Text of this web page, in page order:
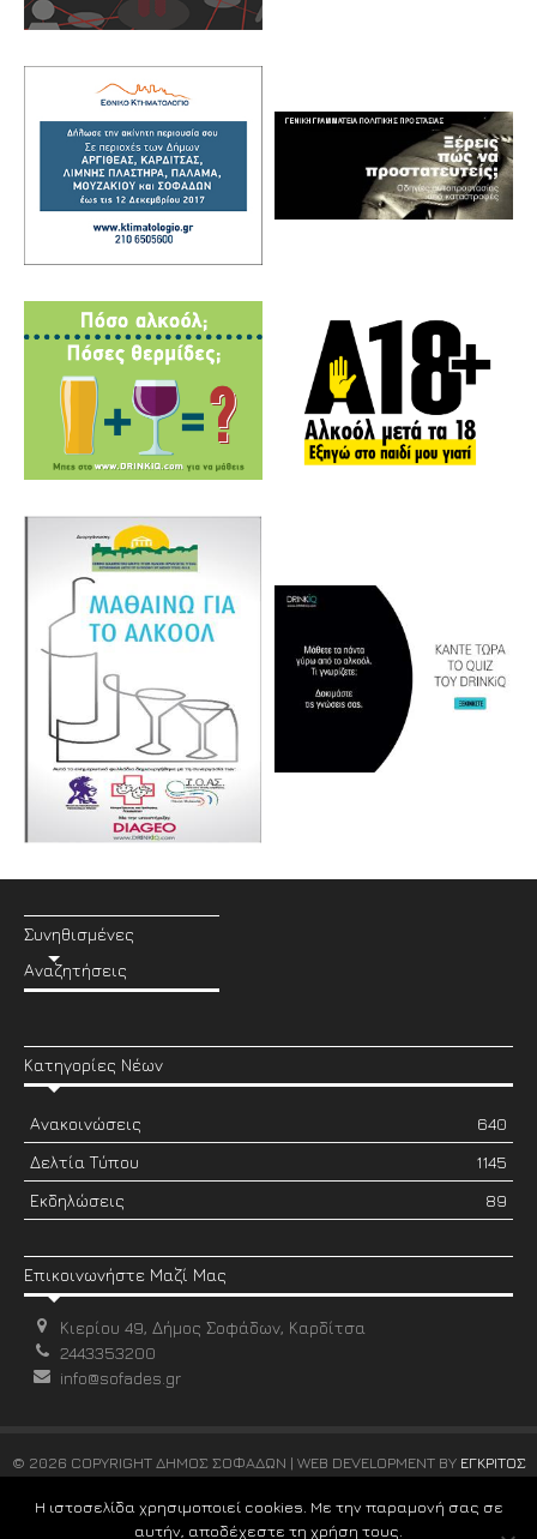
Συνηθισμένες
Αναζητήσεις
Κατηγορίες Νέων
Ανακοινώσεις
640
Δελτία Τύπου
1145
Εκδηλώσεις
89
Επικοινωνήστε Μαζί Μας
Κιερίου 49, Δήμος Σοφάδων, Καρδίτσα
2443353200
info@sofades.gr
© 2026 COPYRIGHT ΔΗΜΟΣ ΣΟΦΑΔΩΝ | WEB DEVELOPMENT BY ΕΓΚΡΙΤΟΣ
Η ιστοσελίδα χρησιμοποιεί cookies. Με την παραμονή σας σε
αυτήν, αποδέχεστε τη χρήση τους.